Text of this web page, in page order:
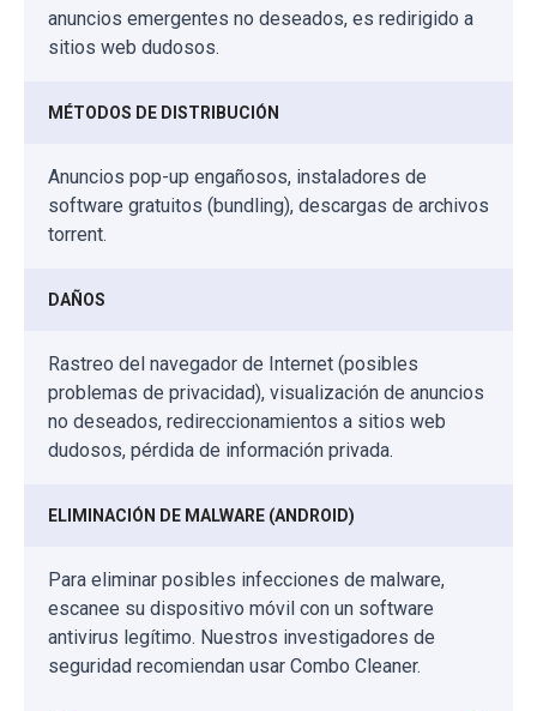
anuncios emergentes no deseados, es redirigido a
sitios web dudosos.
MÉTODOS DE DISTRIBUCIÓN
Anuncios pop-up engañosos, instaladores de
software gratuitos (bundling), descargas de archivos
torrent.
DAÑOS
Rastreo del navegador de Internet (posibles
problemas de privacidad), visualización de anuncios
no deseados, redireccionamientos a sitios web
dudosos, pérdida de información privada.
ELIMINACIÓN DE MALWARE (ANDROID)
Para eliminar posibles infecciones de malware,
escanee su dispositivo móvil con un software
antivirus legítimo. Nuestros investigadores de
seguridad recomiendan usar Combo Cleaner.